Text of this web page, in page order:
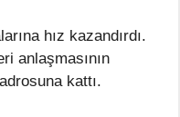
hız kazandırdı.
anlaşmasının
kattı.